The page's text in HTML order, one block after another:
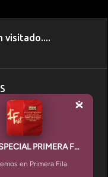
visitado....